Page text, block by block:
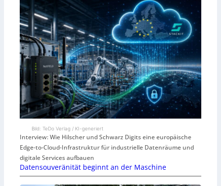
Bild: TeDo Verlag / KI-generiert
Interview: Wie Hilscher und Schwarz Digits eine europäische
Edge-to-Cloud-Infrastruktur für industrielle Datenräume und
digitale Services aufbauen
Datensouveränität beginnt an der Maschine